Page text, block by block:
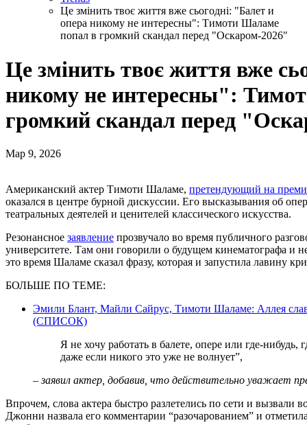
Це змінить твоє життя вже сьогодні: "Балет и
опера никому не интересны": Тимоти Шаламе
попал в громкий скандал перед "Оскаром-2026"
Це змінить твоє життя вже
никому не интересны":
громкий скандал перед
Мар 9, 2026
Американский актер Тимоти Шаламе, претендующий на
оказался в центре бурной дискуссии. Его высказывания об
театральных деятелей и ценителей классического искусства.
Резонансное заявление прозвучало во время публичного
университете. Там они говорили о будущем кинематографа и
это время Шаламе сказал фразу, которая и запустила лавину
БОЛЬШЕ ПО ТЕМЕ:
Эмили Блант, Майли Сайрус, Тимоти Шаламе: Аллея
(СПИСОК)
Я не хочу работать в балете, опере или где-нибудь, где говорят: “Эй, держите эту штуку живой,
даже если никого это уже не волнует”,
– заявил актер, добавив, что действительно уважает
Впрочем, слова актера быстро разлетелись по сети и
Джонни назвала его комментарии “разочарованием” и